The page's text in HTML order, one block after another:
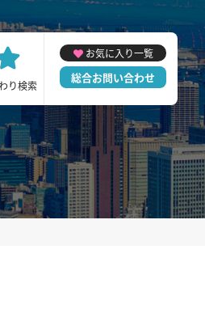
り検索
お気に入り一覧
総合お問い合わせ